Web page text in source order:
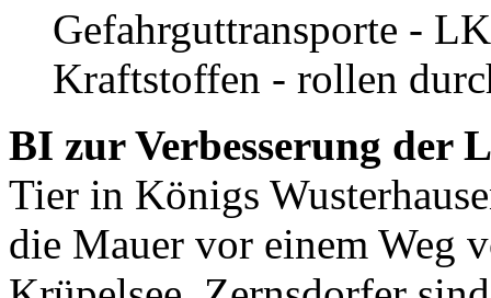
Gefahrguttransporte -
Kraftstoffen - rollen
BI zur Verbesserung der
Tier in Königs
die Mauer vor einem Weg